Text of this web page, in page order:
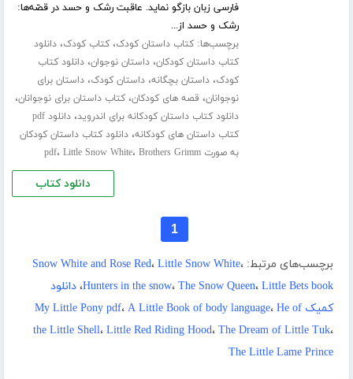
فارسی زبان بازگو نماید. عاقبت رشک و حسد در قصّه‌ها:
رشک و حسد از...
برچسب‌ها:کتاب داستان کودک،کتاب کودک،دانلود
کتاب داستان کودکان،داستان نوجوان،دانلود کتاب
کودک،داستان بچگانه،داستان کودک،داستان برای
نوجوانان، قصه های کودکان،کتاب داستان برای نوجوانان،
دانلود کتاب داستان کودکانه برای اندروید،
دانلود pdf
کتاب داستان های کودکانه،دانلود کتاب داستان کودکان
به صورت pdf
، Little Snow White، Brothers Grimm
دانلود کتاب
1
برچسب‌های مرتبط: Snow White and Rose Red، Little Snow White،
Hunters in the snow، The Snow Queen، Little Bets book ، دانلود
کمیک My Little Pony pdf
، A Little Book of body language، He of
the Little Shell، Little Red Riding Hood، The Dream of Little Tuk،
The Little Lame Prince